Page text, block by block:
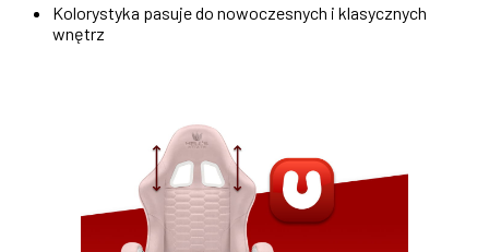
Kolorystyka pasuje do nowoczesnych i klasycznych
wnętrz